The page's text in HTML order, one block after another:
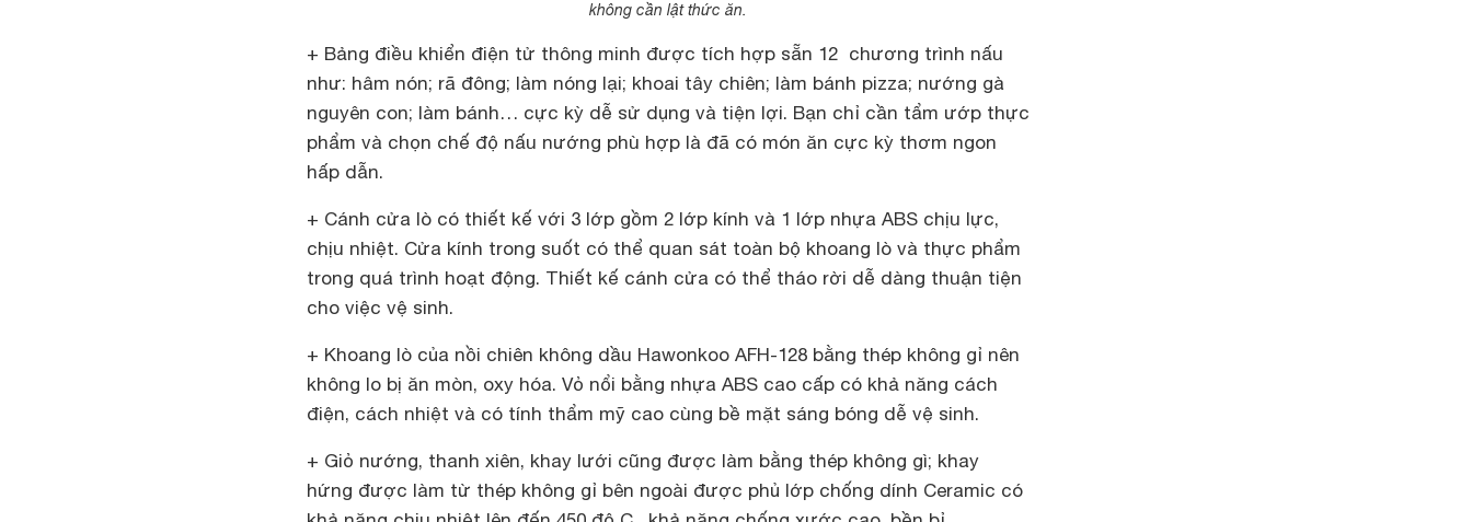
không cần lật thức ăn.
+ Bảng điều khiển điện tử thông minh được tích hợp sẵn 12 chương trình nấu
như: hâm nón; rã đông; làm nóng lại; khoai tây chiên; làm bánh pizza; nướng gà
nguyên con; làm bánh… cực kỳ dễ sử dụng và tiện lợi. Bạn chỉ cần tẩm ướp thực
phẩm và chọn chế độ nấu nướng phù hợp là đã có món ăn cực kỳ thơm ngon
hấp dẫn.
+ Cánh cửa lò có thiết kế với 3 lớp gồm 2 lớp kính và 1 lớp nhựa ABS chịu lực,
chịu nhiệt. Cửa kính trong suốt có thể quan sát toàn bộ khoang lò và thực phẩm
trong quá trình hoạt động. Thiết kế cánh cửa có thể tháo rời dễ dàng thuận tiện
cho việc vệ sinh.
+ Khoang lò của nồi chiên không dầu Hawonkoo AFH-128 bằng thép không gỉ nên
không lo bị ăn mòn, oxy hóa. Vỏ nổi bằng nhựa ABS cao cấp có khả năng cách
điện, cách nhiệt và có tính thẩm mỹ cao cùng bề mặt sáng bóng dễ vệ sinh.
+ Giỏ nướng, thanh xiên, khay lưới cũng được làm bằng thép không gì; khay
hứng được làm từ thép không gỉ bên ngoài được phủ lớp chống dính Ceramic có